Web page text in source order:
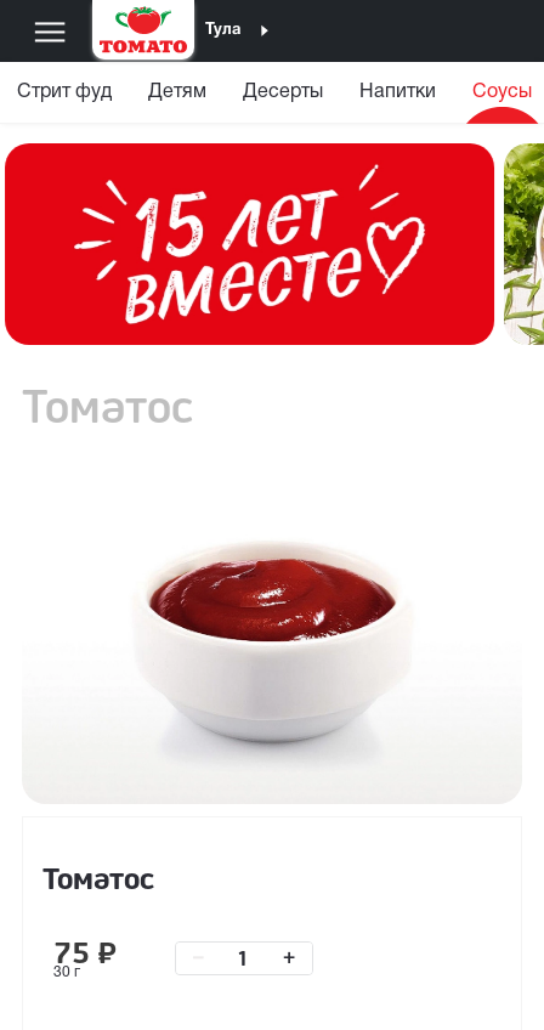
Тула
Стрит фуд Детям Десерты Напитки Соусы
Томатос
Томатос
75 ₽
30 г
+